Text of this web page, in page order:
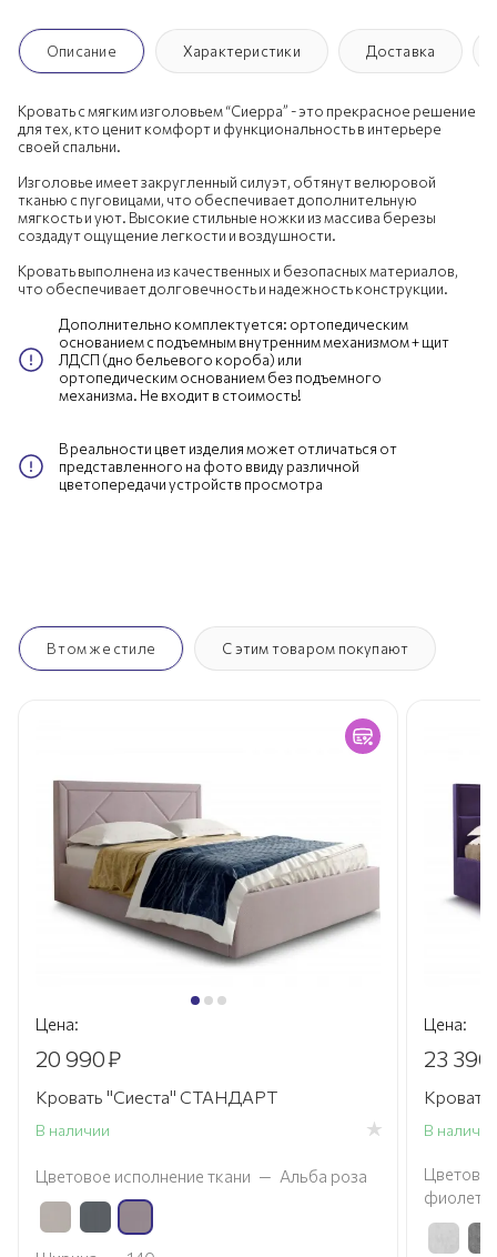
Описание Характеристики Доставка
Кровать с мягким изголовьем “Сиерра” - это прекрасное решение
для тех, кто ценит комфорт и функциональность в интерьере
своей спальни.
Изголовье имеет закругленный силуэт, обтянут велюровой
тканью с пуговицами, что обеспечивает дополнительную
мягкость и уют. Высокие стильные ножки из массива березы
создадут ощущение легкости и воздушности.
Кровать выполнена из качественных и безопасных материалов,
что обеспечивает долговечность и надежность конструкции.
Дополнительно комплектуется: ортопедическим
основанием с подъемным внутренним механизмом + щит
ЛДСП (дно бельевого короба) или
ортопедическим основанием без подъемного
механизма. Не входит в стоимость!
В реальности цвет изделия может отличаться от
представленного на фото ввиду различной
цветопередачи устройств просмотра
В том же стиле С этим товаром покупают
Цена:
20 990₽
Кровать "Сиеста" СТАНДАРТ
В наличии
Цветовое исполнение ткани — Альба роза
Цена:
23 390
В наличии